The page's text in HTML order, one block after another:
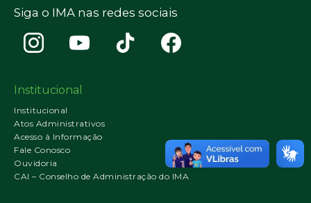
Siga o IMA nas redes sociais
Institucional
Institucional
Atos Administrativos
Acesso à Informação
Fale Conosco
Ouvidoria
CAI – Conselho de Administração do IMA